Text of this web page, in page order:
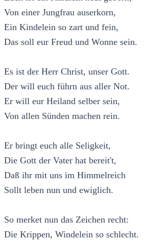
Von einer Jungfrau auserkorn,
Ein Kindelein so zart und fein,
Das soll eur Freud und Wonne sein.
Es ist der Herr Christ, unser Gott.
Der will euch führn aus aller Not.
Er will eur Heiland selber sein,
Von allen Sünden machen rein.
Er bringt euch alle Seligkeit,
Die Gott der Vater hat bereit't,
Daß ihr mit uns im Himmelreich
Sollt leben nun und ewiglich.
So merket nun das Zeichen recht:
Die Krippen, Windelein so schlecht.